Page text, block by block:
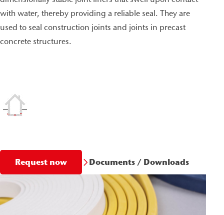
with water, thereby providing a reliable seal. They are
used to seal construction joints and joints in precast
concrete structures.
Request now Documents / Downloads